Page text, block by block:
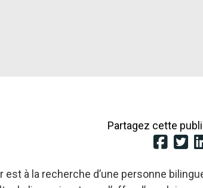
Partagez cette
à la recherche d’une personne